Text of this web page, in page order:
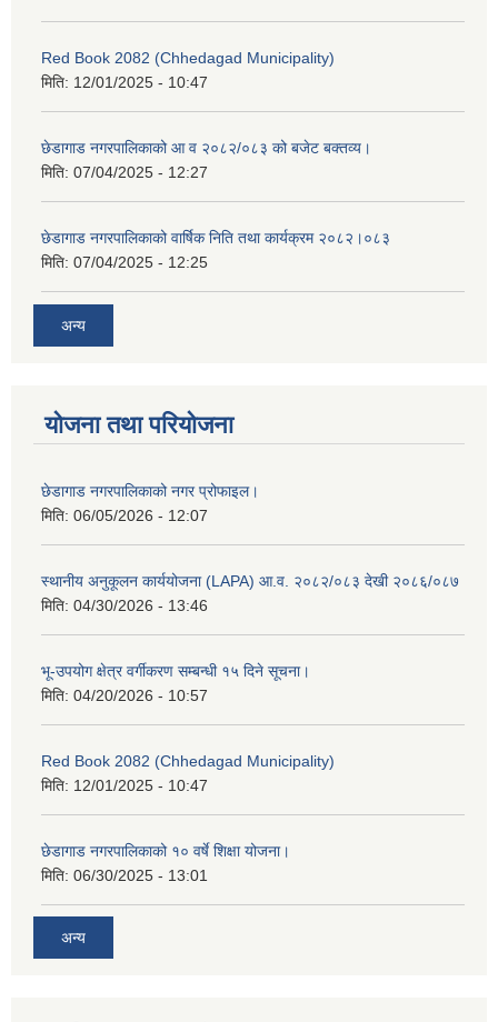
Red Book 2082 (Chhedagad Municipality)
मिति: 12/01/2025 - 10:47
छेडागाड नगरपालिकाको आ व २०८२/०८३ को बजेट बक्तव्य।
मिति: 07/04/2025 - 12:27
छेडागाड नगरपालिकाको वार्षिक निति तथा कार्यक्रम २०८२।०८३
मिति: 07/04/2025 - 12:25
अन्य
योजना तथा परियोजना
छेडागाड नगरपालिकाको नगर प्रोफाइल।
मिति: 06/05/2026 - 12:07
स्थानीय अनुकूलन कार्ययोजना (LAPA) आ.व. २०८२/०८३ देखी २०८६/०८७
मिति: 04/30/2026 - 13:46
भू-उपयोग क्षेत्र वर्गीकरण सम्बन्धी १५ दिने सूचना।
मिति: 04/20/2026 - 10:57
Red Book 2082 (Chhedagad Municipality)
मिति: 12/01/2025 - 10:47
छेडागाड नगरपालिकाको १० वर्षे शिक्षा योजना।
मिति: 06/30/2025 - 13:01
अन्य